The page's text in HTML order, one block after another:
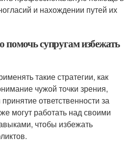
и нахождении путей их
супругам избежать
такие стратегии, как
чужой точки зрения,
ответственности за
могут работать над своими
чтобы избежать